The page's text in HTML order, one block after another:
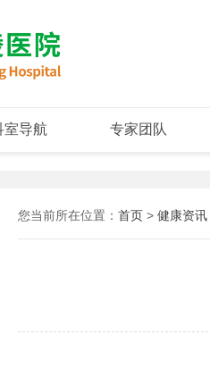
室导航 专家团队
您当前所在位置： 首页 > 健康资讯